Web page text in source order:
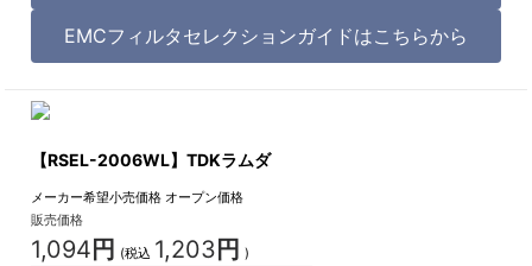
EMCフィルタセレクションガイドはこちらから
【RSEL-2006WL】TDKラムダ
メーカー希望小売価格 オープン価格
販売価格
1,094 円 (税込 1,203 円 )